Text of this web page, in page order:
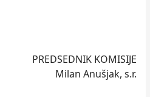
PREDSEDNIK KOMISIJE
Milan Anušjak, s.r.